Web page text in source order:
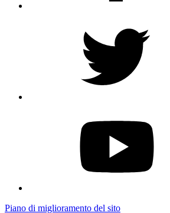
Piano di miglioramento del sito